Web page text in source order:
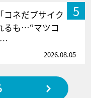
5
コネだブサイク
るも…“マツコ
…
2026.08.05